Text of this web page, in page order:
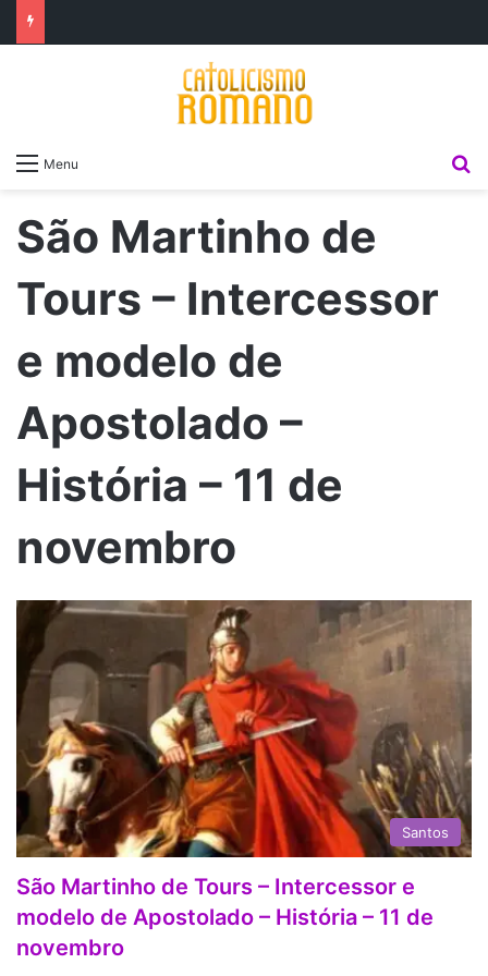
Menu
São Martinho de
Tours – Intercessor
e modelo de
Apostolado –
História – 11 de
novembro
Santos
São Martinho de Tours – Intercessor e
modelo de Apostolado – História – 11 de
novembro